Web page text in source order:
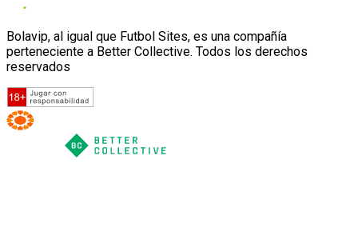
Bolavip, al igual que Futbol Sites, es una compañía
perteneciente a Better Collective. Todos los derechos
reservados